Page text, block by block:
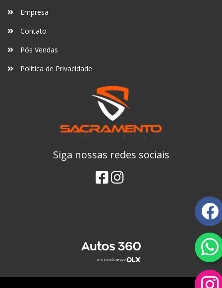
Empresa
Contato
Pós Vendas
Política de Privacidade
Siga nossas redes sociais